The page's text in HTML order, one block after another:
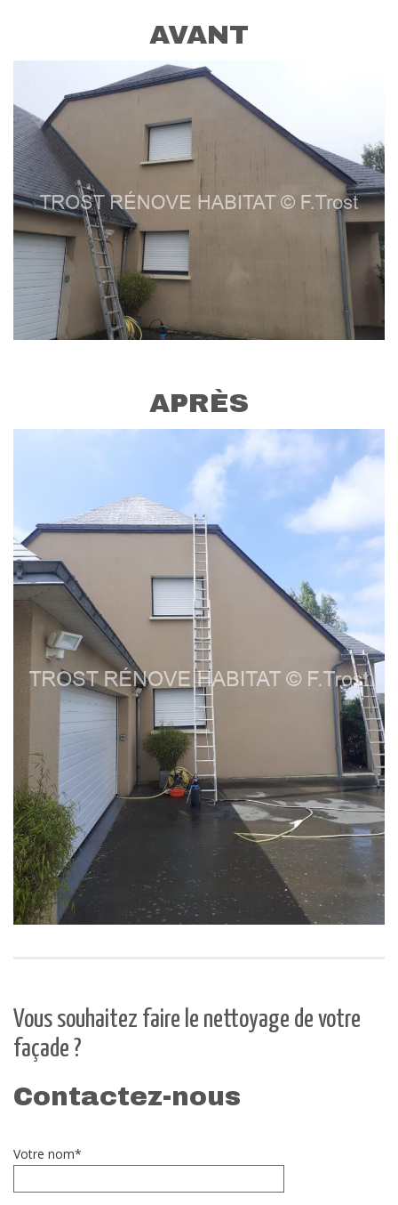
AVANT
APRÈS
Vous souhaitez faire le nettoyage de votre
façade ?
Contactez-nous
Votre nom*